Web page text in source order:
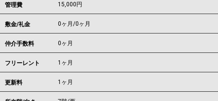
管理費 15,000円
敷金/礼金 0ヶ月/0ヶ月
仲介手数料 0ヶ月
フリーレント 1ヶ月
更新料 1ヶ月